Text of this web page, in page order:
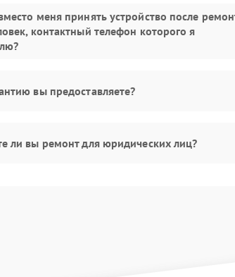
меня принять устройство после
контактный телефон которого я
вы предоставляете?
ли вы ремонт для юридических лиц?